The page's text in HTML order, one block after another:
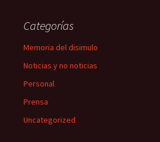
Categorías
Memoria del disimulo
Noticias y no noticias
Personal
Prensa
Uncategorized